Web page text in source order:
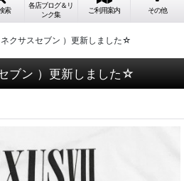
索
各店ブログ＆リ
ンク集
ご利用案内 その他
ネクサスセブン ）更新しました☆
ブン ）更新しました☆